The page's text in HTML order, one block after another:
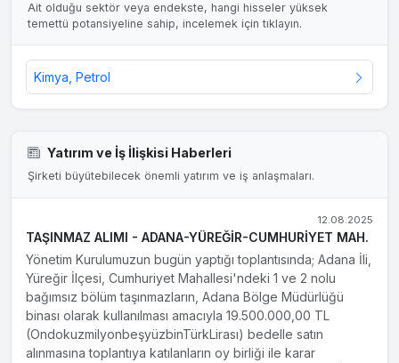
Ait olduğu sektör veya endekste, hangi hisseler yüksek
temettü potansiyeline sahip, incelemek için tıklayın.
Kimya, Petrol
Yatırım ve İş İlişkisi Haberleri
Şirketi büyütebilecek önemli yatırım ve iş anlaşmaları.
12.08.2025
TAŞINMAZ ALIMI - ADANA-YÜREĞİR-CUMHURİYET MAH.
Yönetim Kurulumuzun bugün yaptığı toplantısında; Adana İli,
Yüreğir İlçesi, Cumhuriyet Mahallesi'ndeki 1 ve 2 nolu
bağımsız bölüm taşınmazların, Adana Bölge Müdürlüğü
binası olarak kullanılması amacıyla 19.500.000,00 TL
(OndokuzmilyonbeşyüzbinTürkLirası) bedelle satın
alınmasına toplantıya katılanların oy birliği ile karar